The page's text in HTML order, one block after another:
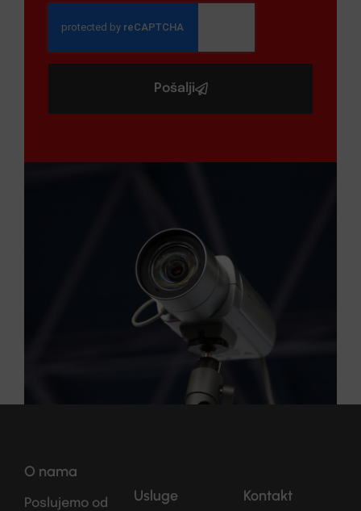
Pošalji
O nama
Poslujemo od
Usluge Kontakt